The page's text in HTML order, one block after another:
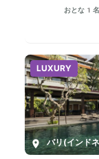
おとな1
LUXURY
バリ(インド